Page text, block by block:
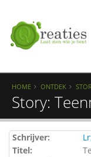
HOME ONTDEK
Story:
Schrijver:
Titel: